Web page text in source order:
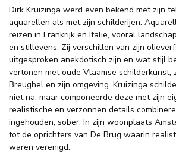
Dirk Kruizinga werd even bekend met zijn
aquarellen als met zijn schilderijen.
reizen in Frankrijk en Italië, vooral
en stillevens. Zij verschillen van zijn olieverfschilderijen die soms
uitgesproken anekdotisch zijn en wat stijl
vertonen met oude Vlaamse schilderkunst,
Breughel en zijn omgeving. Kruizinga
niet na, maar componeerde deze met zijn
realistische en verzonnen details
ingehouden, sober. In zijn woonplaats
tot de oprichters van De Brug waarin
waren verenigd.